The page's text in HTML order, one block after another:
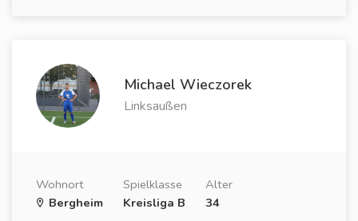
Michael Wieczorek
Linksaußen
Wohnort
Bergheim
Spielklasse
Kreisliga B
Alter
34